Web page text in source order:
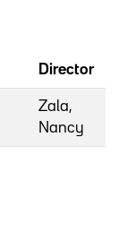
Director
Zala,
Nancy